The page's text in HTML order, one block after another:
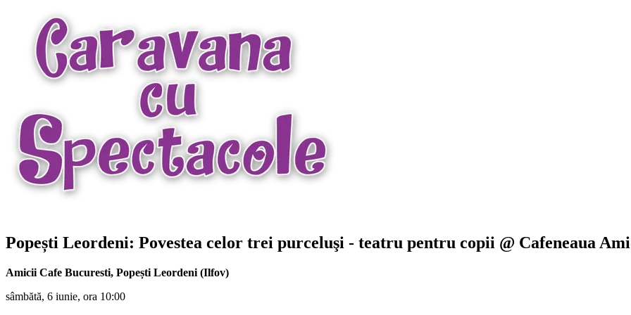
Popești Leordeni: Povestea celor trei purceluşi - teatru pentru copii @ Cafeneaua
Amicii Cafe Bucuresti, Popești Leordeni (Ilfov)
sâmbătă, 6 iunie, ora 10:00